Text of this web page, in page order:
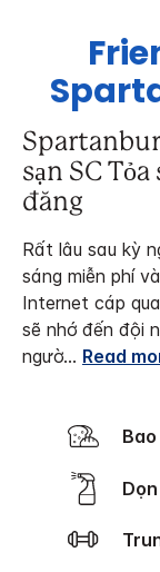
sạn SC
đăng
Rất lâu sau kỳ
sáng miễn phí
Internet cáp
sẽ nhớ đến đội
ngườ... Read